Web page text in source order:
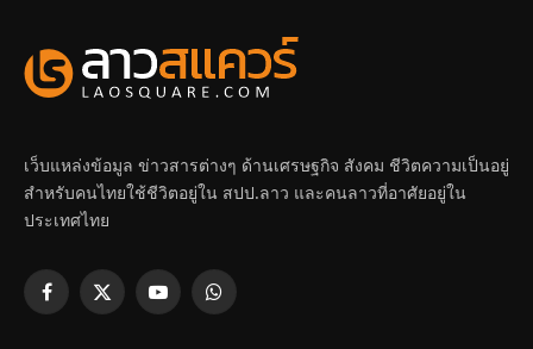
เว็บแหล่งข้อมูล ข่าวสารต่างๆ ด้านเศรษฐกิจ สังคม ชีวิตความเป็นอยู่
สำหรับคนไทยใช้ชีวิตอยู่ใน สปป.ลาว และคนลาวที่อาศัยอยู่ใน
ประเทศไทย
Facebook
X
YouTubeWhatsApp